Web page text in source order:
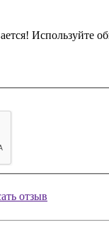
Используйте
отзыв